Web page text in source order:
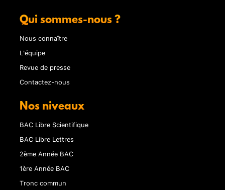
Qui sommes-nous ?
Nous connaître
L'équipe
Revue de presse
Contactez-nous
Nos niveaux
BAC Libre Scientifique
BAC Libre Lettres
2ème Année BAC
1ère Année BAC
Tronc commun